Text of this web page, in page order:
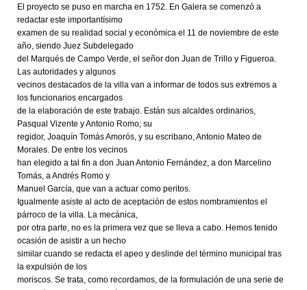
El proyecto se puso en marcha en 1752. En Galera se comenzó a
redactar este importantísimo
examen de su realidad social y económica el 11 de noviembre de este
año, siendo Juez Subdelegado
del Marqués de Campo Verde, el señor don Juan de Trillo y Figueroa.
Las autoridades y algunos
vecinos destacados de la villa van a informar de todos sus extremos a
los funcionarios encargados
de la elaboración de este trabajo. Están sus alcaldes ordinarios,
Pasqual Vizente y Antonio Romo; su
regidor, Joaquín Tomás Amorós, y su escribano, Antonio Mateo de
Morales. De entre los vecinos
han elegido a tal fin a don Juan Antonio Fernández, a don Marcelino
Tomás, a Andrés Romo y
Manuel García, que van a actuar como peritos.
Igualmente asiste al acto de aceptación de estos nombramientos el
párroco de la villa. La mecánica,
por otra parte, no es la primera vez que se lleva a cabo. Hemos tenido
ocasión de asistir a un hecho
similar cuando se redacta el apeo y deslinde del término municipal tras
la expulsión de los
moriscos. Se trata, como recordamos, de la formulación de una serie de